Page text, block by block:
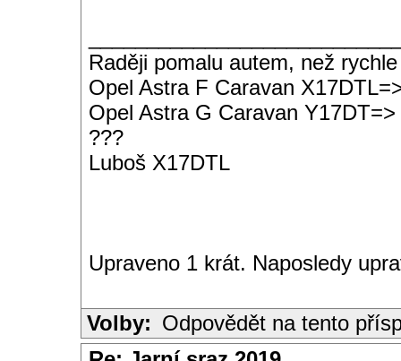
Raději pomalu autem, než
Opel Astra F Caravan
Opel Astra G Caravan Y17DT=>
???
Luboš X17DTL
Upraveno 1 krát. Naposledy
Volby: Odpovědět na tento